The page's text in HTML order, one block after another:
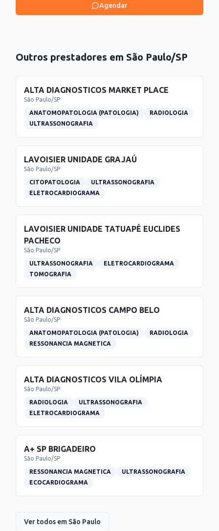
Agendar
Outros prestadores em São Paulo/SP
ALTA DIAGNOSTICOS MARKET PLACE
São Paulo/SP
ANATOMOPATOLOGIA (PATOLOGIA)
RADIOLOGIA
ULTRASSONOGRAFIA
LAVOISIER UNIDADE GRAJAÚ
São Paulo/SP
CITOPATOLOGIA
ULTRASSONOGRAFIA
ELETROCARDIOGRAMA
LAVOISIER UNIDADE TATUAPÉ EUCLIDES
PACHECO
São Paulo/SP
ULTRASSONOGRAFIA
ELETROCARDIOGRAMA
TOMOGRAFIA
ALTA DIAGNOSTICOS CAMPO BELO
São Paulo/SP
ANATOMOPATOLOGIA (PATOLOGIA)
RADIOLOGIA
RESSONANCIA MAGNETICA
ALTA DIAGNOSTICOS VILA OLÍMPIA
São Paulo/SP
RADIOLOGIA
ULTRASSONOGRAFIA
ELETROCARDIOGRAMA
A+ SP BRIGADEIRO
São Paulo/SP
RESSONANCIA MAGNETICA
ULTRASSONOGRAFIA
ECOCARDIOGRAMA
Ver todos em São Paulo